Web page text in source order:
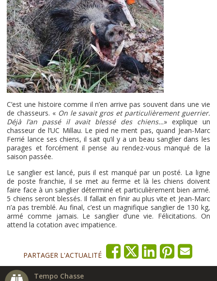
C’est une histoire comme il n’en arrive pas souvent dans une vie
de chasseurs. « On le savait gros et particulièrement guerrier.
Déjà l’an passé il avait blessé des chiens…» explique un
chasseur de l’UC Millau. Le pied ne ment pas, quand Jean-Marc
Ferrié lance ses chiens, il sait qu’il y a un beau sanglier dans les
parages et forcément il pense au rendez-vous manqué de la
saison passée.
Le sanglier est lancé, puis il est manqué par un posté. La ligne
de poste franchie, il se met au ferme et là les chiens doivent
faire face à un sanglier déterminé et particulièrement bien armé.
5 chiens seront blessés. Il fallait en finir au plus vite et Jean-Marc
n’a pas tremblé. Au final, c’est un magnifique sanglier de 130 kg,
armé comme jamais. Le sanglier d’une vie. Félicitations. On
attend la cotation avec impatience.
PARTAGER L'ACTUALITÉ
Tempo Chasse